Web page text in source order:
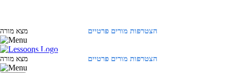
הצטרפות מורים פרטיים מצא מורה
הצטרפות מורים פרטיים מצא מורה